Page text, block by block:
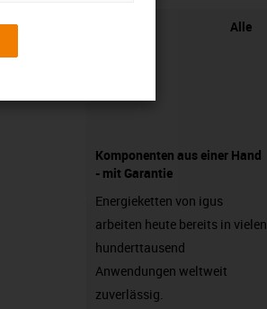
Alle
Komponenten aus einer Hand
- mit Garantie
Energieketten von igus
arbeiten heute bereits in vielen
hunderttausend
Anwendungen weltweit
zuverlässig.